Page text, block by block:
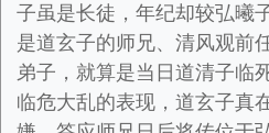
子虽是长徒，年纪却较弘曦
是道玄子的师兄、清风观前
弟子，就算是当日道清子临
临危大乱的表现，道玄子真